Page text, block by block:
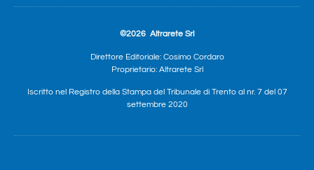
©2026 Altrarete Srl
Direttore Editoriale: Cosimo Cordaro
Proprietario: Altrarete Srl
Iscritto nel Registro della Stampa del Tribunale di Trento al nr. 7 del 07
settembre 2020